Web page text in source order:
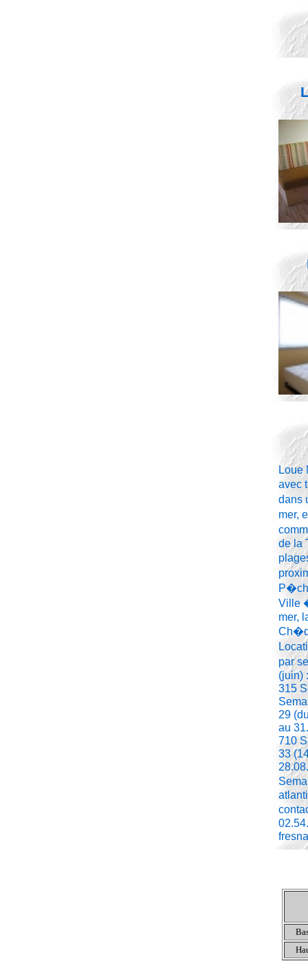
Loue
avec
dans
mer,
de la
Ville
mer,
par
(juin)
315
29
au
710
33